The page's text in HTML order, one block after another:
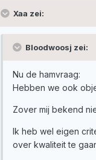
Xaa zei:
Bloodwoosj zei:
Nu de hamvraag:
Hebben we ook
Zover mij bekend
Ik heb wel eigen
over kwaliteit te